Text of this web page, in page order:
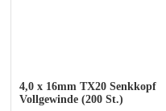
4,0 x 16mm TX20 Senkkopf
Vollgewinde (200 St.)